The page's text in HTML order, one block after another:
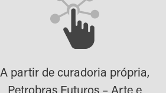
A partir de curadoria própria,
Petrobras Futuros – Arte e